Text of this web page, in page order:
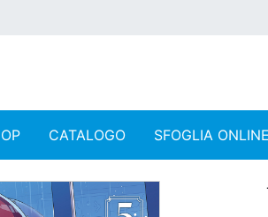
CATALOGO SFOGLIA ONLINE